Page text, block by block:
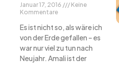
Januar 17, 2016
Keine
Kommentare
Es ist nicht so, als wäre ich
von der Erde gefallen – es
war nur viel zu tun nach
Neujahr. Amali ist der